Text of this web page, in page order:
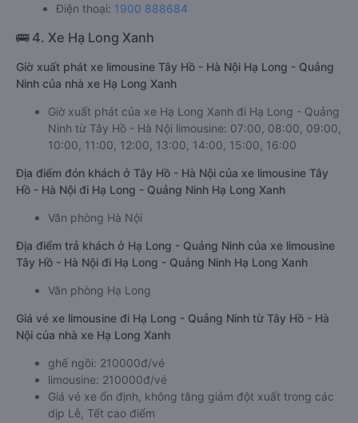
Điện thoại: 1900 888684
🚌 4. Xe Hạ Long Xanh
Giờ xuất phát xe limousine Tây Hồ - Hà Nội Hạ Long - Quảng
Ninh của nhà xe Hạ Long Xanh
Giờ xuất phát của xe Hạ Long Xanh đi Hạ Long - Quảng
Ninh từ Tây Hồ - Hà Nội limousine: 07:00, 08:00, 09:00,
10:00, 11:00, 12:00, 13:00, 14:00, 15:00, 16:00
Địa điểm đón khách ở Tây Hồ - Hà Nội của xe limousine Tây
Hồ - Hà Nội đi Hạ Long - Quảng Ninh Hạ Long Xanh
Văn phòng Hà Nội
Địa điểm trả khách ở Hạ Long - Quảng Ninh của xe limousine
Tây Hồ - Hà Nội đi Hạ Long - Quảng Ninh Hạ Long Xanh
Văn phòng Hạ Long
Giá vé xe limousine đi Hạ Long - Quảng Ninh từ Tây Hồ - Hà
Nội của nhà xe Hạ Long Xanh
ghế ngồi: 210000đ/vé
limousine: 210000đ/vé
Giá vé xe ổn định, không tăng giảm đột xuất trong các
dịp Lễ, Tết cao điểm